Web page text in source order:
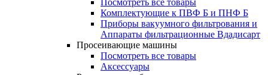
Посмотреть все товары
Комплектующие к ПВФ Б и ПНФ Б
Приборы вакуумного фильтрования и
Аппараты фильтрационные Вдадисарт
Просеивающие машины
Посмотреть все товары
Аксессуары